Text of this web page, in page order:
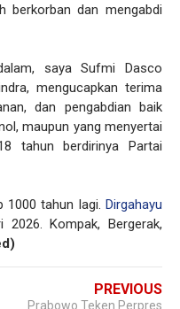
berkorban dan mengabdi
saya Sufmi Dasco
mengucapkan terima
dan pengabdian baik
maupun yang menyertai
tahun berdirinya Partai
1000 tahun lagi. Dirgahayu
2026. Kompak, Bergerak,
PREVIOUS
Prabowo Teken Perpres